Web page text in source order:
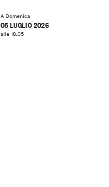
A Domenica
05 LUGLIO 2026
alle 18:05